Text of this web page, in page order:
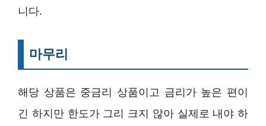
니다.
마무리
해당 상품은 중금리 상품이고 금리가 높은 편이
긴 하지만 한도가 그리 크지 않아 실제로 내야 하